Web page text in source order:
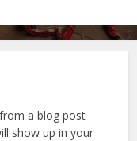
a blog post
show up in your